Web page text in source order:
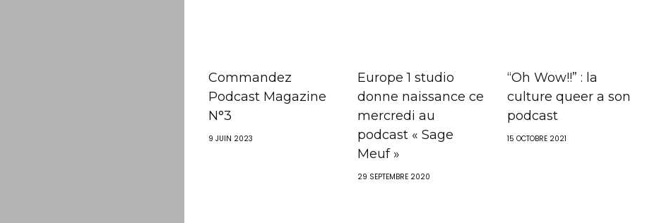
Commandez
Podcast Magazine
N°3
9 JUIN 2023
Europe 1 studio
donne naissance ce
mercredi au
podcast « Sage
Meuf »
29 SEPTEMBRE 2020
“Oh Wow!!” : la
culture queer a son
podcast
15 OCTOBRE 2021